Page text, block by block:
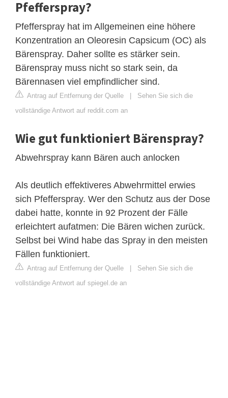
Pfefferspray?
Pfefferspray hat im Allgemeinen eine höhere
Konzentration an Oleoresin Capsicum (OC) als
Bärenspray. Daher sollte es stärker sein.
Bärenspray muss nicht so stark sein, da
Bärennasen viel empfindlicher sind.
Antrag auf Entfernung der Quelle | Sehen Sie sich die
vollständige Antwort auf reddit.com an
Wie gut funktioniert Bärenspray?
Abwehrspray kann Bären auch anlocken
Als deutlich effektiveres Abwehrmittel erwies
sich Pfefferspray. Wer den Schutz aus der Dose
dabei hatte, konnte in 92 Prozent der Fälle
erleichtert aufatmen: Die Bären wichen zurück.
Selbst bei Wind habe das Spray in den meisten
Fällen funktioniert.
Antrag auf Entfernung der Quelle | Sehen Sie sich die
vollständige Antwort auf spiegel.de an